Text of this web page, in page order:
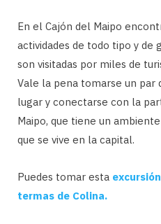
En el Cajón del Maipo
actividades de todo tipo y de
son visitadas por miles de
Vale la pena tomarse un par
lugar y conectarse con la
Maipo, que tiene un
que se vive en la capital.
Puedes tomar esta
termas de Colina.